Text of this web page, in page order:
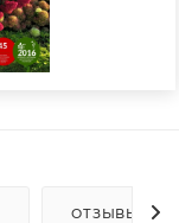
ОТЗЫВЫ